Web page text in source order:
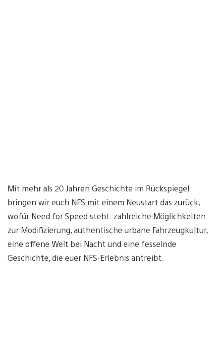
Mit mehr als 20 Jahren Geschichte im Rückspiegel
bringen wir euch NFS mit einem Neustart das zurück,
wofür Need for Speed steht: zahlreiche Möglichkeiten
zur Modifizierung, authentische urbane Fahrzeugkultur,
eine offene Welt bei Nacht und eine fesselnde
Geschichte, die euer NFS-Erlebnis antreibt.